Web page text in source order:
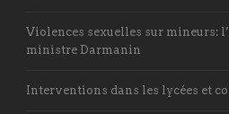
Violences sexuelles sur mineurs:
ministre Darmanin
Interventions dans les lycées et